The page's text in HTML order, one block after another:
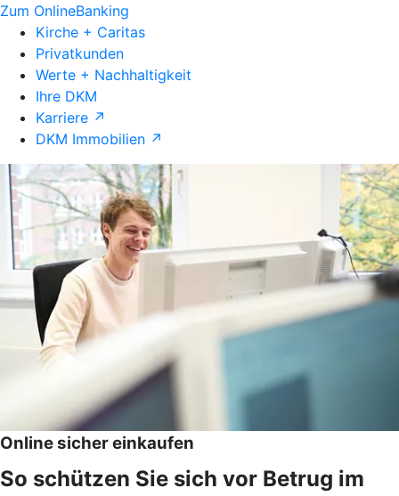
Zum OnlineBanking
Kirche + Caritas
Privatkunden
Werte + Nachhaltigkeit
Ihre DKM
Karriere ↗
DKM Immobilien ↗
Online sicher einkaufen
So schützen Sie sich vor Betrug im